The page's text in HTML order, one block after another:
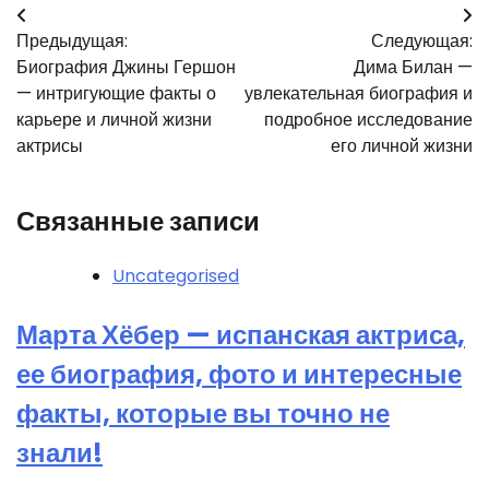
Навигация
по
записям
Предыдущая:
Биография Джины Гершон
— интригующие факты о
карьере и личной жизни
актрисы
Следующая:
Дима Билан —
увлекательная биография и
подробное исследование
его личной жизни
Связанные записи
Uncategorised
Марта Хёбер — испанская актриса,
ее биография, фото и интересные
факты, которые вы точно не
знали!